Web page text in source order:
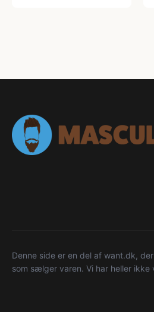
Denne side er en del af want.dk,
som sælger varen. Vi har heller ikke